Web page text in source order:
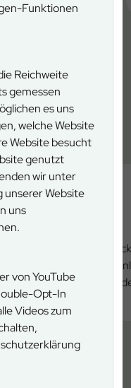
Funktionen
Reichweite
gemessen
es uns
welche Website
Website besucht
genutzt
wir unter
Website
uns
von YouTube
Opt-In
Videos zum
Uhr);
möglich.